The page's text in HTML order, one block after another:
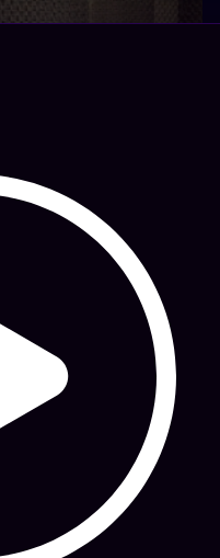
y condiciones